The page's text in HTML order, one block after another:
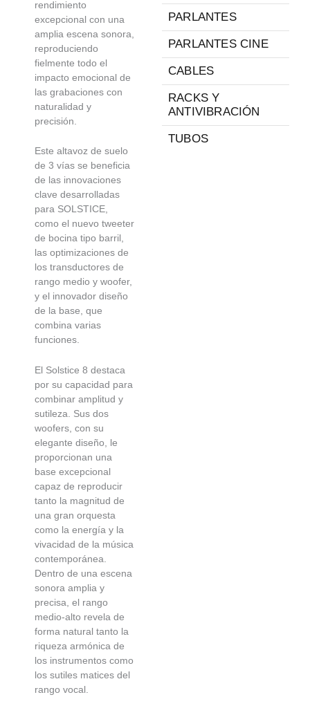
rendimiento
excepcional con una
amplia escena sonora,
reproduciendo
fielmente todo el
impacto emocional de
las grabaciones con
naturalidad y
precisión.
Este altavoz de suelo
de 3 vías se beneficia
de las innovaciones
clave desarrolladas
para SOLSTICE,
como el nuevo tweeter
de bocina tipo barril,
las optimizaciones de
los transductores de
rango medio y woofer,
y el innovador diseño
de la base, que
combina varias
funciones.
El Solstice 8 destaca
por su capacidad para
combinar amplitud y
sutileza. Sus dos
woofers, con su
elegante diseño, le
proporcionan una
base excepcional
capaz de reproducir
tanto la magnitud de
una gran orquesta
como la energía y la
vivacidad de la música
contemporánea.
Dentro de una escena
sonora amplia y
precisa, el rango
medio-alto revela de
forma natural tanto la
riqueza armónica de
los instrumentos como
los sutiles matices del
rango vocal.
PARLANTES
PARLANTES CINE
CABLES
RACKS Y
ANTIVIBRACIÓN
TUBOS